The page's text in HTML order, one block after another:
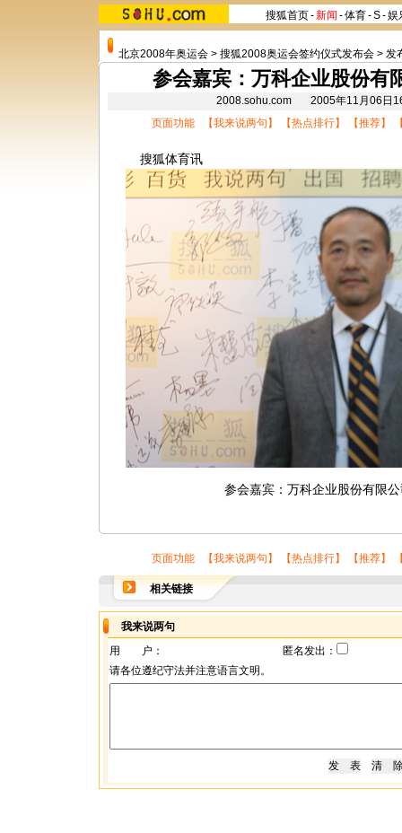
搜狐首页-新闻 -体育-S-娱
北京2008年奥运会 > 搜狐2008奥运会签约仪式发布会 > 发
参会嘉宾：万科企业股份有
2008.sohu.com 2005年11月06
页面功能 【我来说两句 】 【热点排行】 【推荐】
搜狐体育讯
参会嘉宾：万科企业股份有限
页面功能 【我来说两句 】 【热点排行】 【推荐】
相关链接
我来说两句
用 户：
匿名发出：
请各位遵纪守法并注意语言文明。